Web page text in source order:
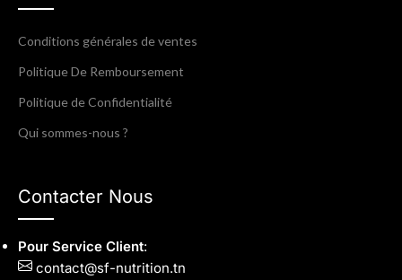
Conditions générales de ventes
Politique De Remboursement
Politique de Confidentialité
Qui sommes-nous ?
Contacter Nous
Pour Service Client:
contact@sf-nutrition.tn